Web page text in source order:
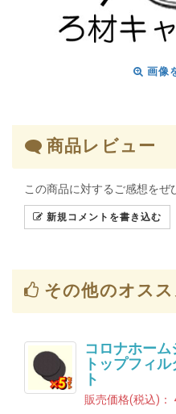
画像
商品レビュー
この商品に対するご感想をぜ
新規コメントを書き込む
その他のオス
コロナホーム
トップフィ
ト
販売価格(税込)：